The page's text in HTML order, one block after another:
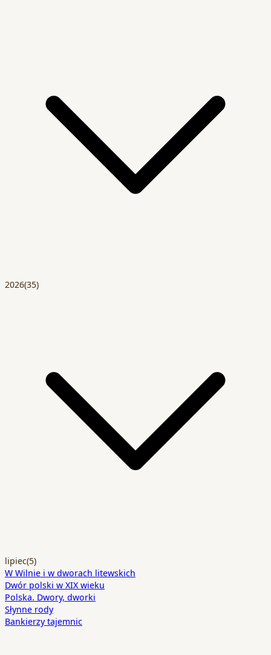
2026(35)
lipiec(5)
W Wilnie i w dworach litewskich
Dwór polski w XIX wieku
Polska. Dwory, dworki
Słynne rody
Bankierzy tajemnic